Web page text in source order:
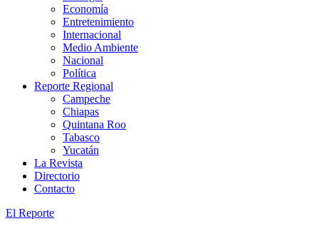
Economía
Entretenimiento
Internacional
Medio Ambiente
Nacional
Política
Reporte Regional
Campeche
Chiapas
Quintana Roo
Tabasco
Yucatán
La Revista
Directorio
Contacto
El Reporte